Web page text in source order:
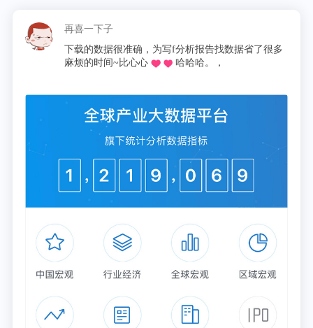
而中国博士生则学者意识不强，很多时候更愿意把自
己当作学生。
究竟该把博士生当作学生还是学者，这并非是伪命
题。或许这两者不矛盾，也有将两者统一得很好的博
导与博士生，但真的要认真讨论一个学术问题时，这
样的身份问题就可能会暴露出来。因为学生是以学习
知识为主要目的，而学者则以探讨学术为使命。
敢于发表见解，甚至在学习过程中，只把自己定位在
吸纳知识的藩篱之内。
站在博士生角度来看，踏入校门攻读博士学位者，其
实是踏上了将自己培养成为学者的必由之路。因此，
再喜一下子
下载的数据很准确，为写f分析报告找数据省了很多
麻烦的时间~比心心
哈哈哈。，